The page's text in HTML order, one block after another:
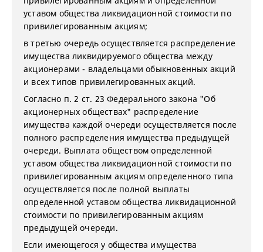
уставом общества ликвидационной стоимости по
привилегированным акциям;
в третью очередь осуществляется распределение
имущества ликвидируемого общества между
акционерами - владельцами обыкновенных акций
и всех типов привилегированных акций.
Согласно п. 2 ст. 23 Федерального закона "Об
акционерных обществах" распределение
имущества каждой очереди осуществляется после
полного распределения имущества предыдущей
очереди. Выплата обществом определенной
уставом общества ликвидационной стоимости по
привилегированным акциям определенного типа
осуществляется после полной выплаты
определенной уставом общества ликвидационной
стоимости по привилегированным акциям
предыдущей очереди.
Если имеющегося у общества имущества